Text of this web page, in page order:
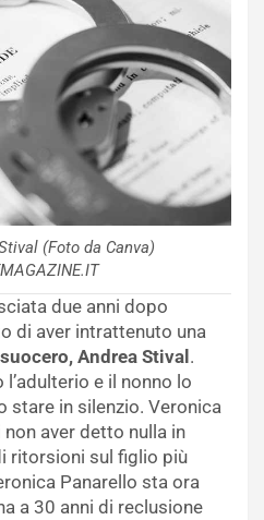
(Foto da Canva)
due anni dopo
di aver intrattenuto una
suocero, Andrea Stival .
e il nonno lo
stare in silenzio. Veronica
aver detto nulla in
ritorsioni sul figlio più
Panarello sta ora
a 30 anni di reclusione